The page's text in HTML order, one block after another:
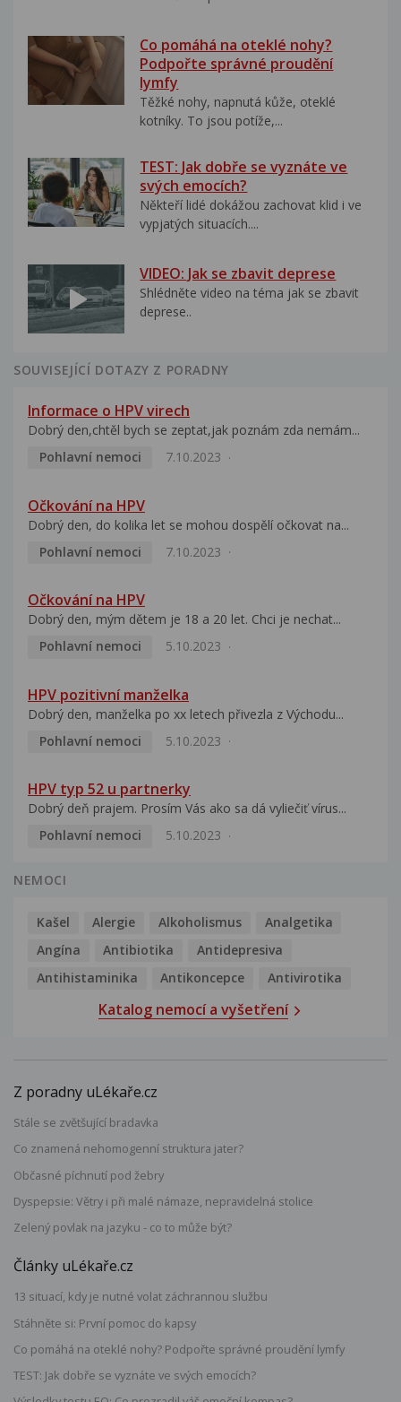
Co pomáhá na oteklé nohy?
Podpořte správné proudění
lymfy
Těžké nohy, napnutá kůže, oteklé
kotníky. To jsou potíže,...
TEST: Jak dobře se vyznáte ve
svých emocích?
Někteří lidé dokážou zachovat klid i ve
vypjatých situacích....
VIDEO: Jak se zbavit deprese
Shlédněte video na téma jak se zbavit
deprese..
SOUVISEJÍCÍ DOTAZY Z PORADNY
Informace o HPV virech
Dobrý den,chtěl bych se zeptat,jak poznám zda nemám...
Pohlavní nemoci
7.10.2023
Očkování na HPV
Dobrý den, do kolika let se mohou dospělí očkovat na...
Pohlavní nemoci
7.10.2023
Očkování na HPV
Dobrý den, mým dětem je 18 a 20 let. Chci je nechat...
Pohlavní nemoci
5.10.2023
HPV pozitivní manželka
Dobrý den, manželka po xx letech přivezla z Východu...
Pohlavní nemoci
5.10.2023
HPV typ 52 u partnerky
Dobrý deň prajem. Prosím Vás ako sa dá vyliečiť vírus...
Pohlavní nemoci
5.10.2023
NEMOCI
Kašel Alergie Alkoholismus
Analgetika
Angína
Antibiotika
Antidepresiva
Antihistaminika
Antikoncepce Antivirotika
Katalog nemocí a vyšetření
Z poradny uLékaře.cz
Stále se zvětšující bradavka
Co znamená nehomogenní struktura jater?
Občasné píchnutí pod žebry
Dyspepsie: Větry i při malé námaze, nepravidelná stolice
Zelený povlak na jazyku - co to může být?
Články uLékaře.cz
13 situací, kdy je nutné volat záchrannou službu
Stáhněte si: První pomoc do kapsy
Co pomáhá na oteklé nohy? Podpořte správné proudění lymfy
TEST: Jak dobře se vyznáte ve svých emocích?